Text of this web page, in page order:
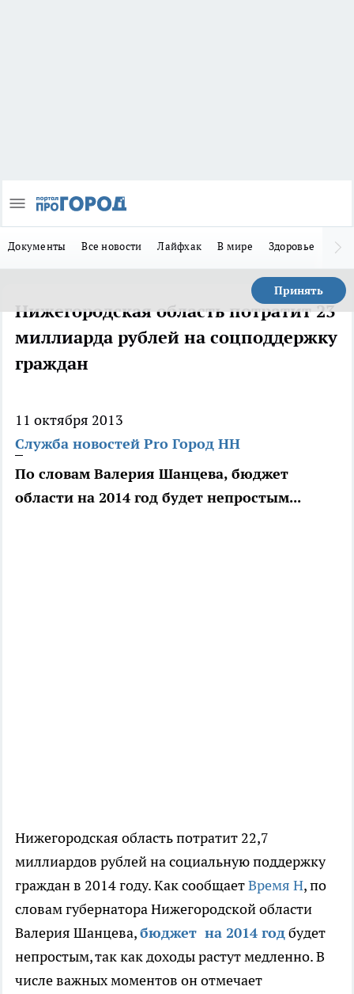
Документы Все новости Лайфхак В мире Здоровье
Принять
Нижегородская область потратит 23
миллиарда рублей на соцподдержку
граждан
11 октября 2013
Служба новостей Pro Город НН
По словам Валерия Шанцева, бюджет
области на 2014 год будет непростым...
Нижегородская область потратит 22,7
миллиардов рублей на социальную поддержку
граждан в 2014 году. Как сообщаетВремя Н, по
словам губернатора Нижегородской области
Валерия Шанцева,бюджет на 2014 годбудет
непростым, так как доходы растут медленно. В
числе важных моментов он отмечает